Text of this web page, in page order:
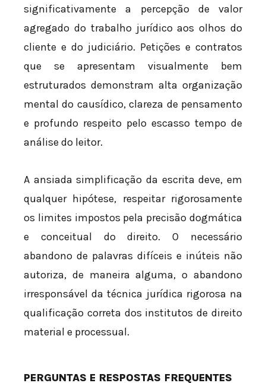
significativamente a percepção de valor
agregado do trabalho jurídico aos olhos do
cliente e do judiciário. Petições e contratos
que se apresentam visualmente bem
estruturados demonstram alta organização
mental do causídico, clareza de pensamento
e profundo respeito pelo escasso tempo de
análise do leitor.
A ansiada simplificação da escrita deve, em
qualquer hipótese, respeitar rigorosamente
os limites impostos pela precisão dogmática
e conceitual do direito. O necessário
abandono de palavras difíceis e inúteis não
autoriza, de maneira alguma, o abandono
irresponsável da técnica jurídica rigorosa na
qualificação correta dos institutos de direito
material e processual.
PERGUNTAS E RESPOSTAS FREQUENTES